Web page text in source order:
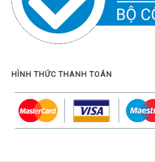
HÌNH THỨC THANH TOÁN